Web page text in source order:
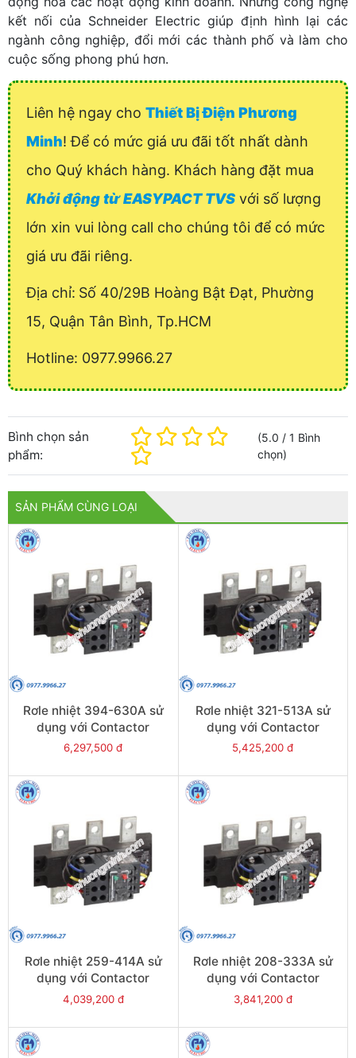
kết nối của Schneider Electric giúp định hình lại các
ngành công nghiệp, đổi mới các thành phố và làm cho
cuộc sống phong phú hơn.
Liên hệ ngay cho Thiết Bị Điện Phương
Minh! Để có mức giá ưu đãi tốt nhất dành
cho Quý khách hàng. Khách hàng đặt mua
Khởi động từ EASYPACT TVS với số lượng
lớn xin vui lòng call cho chúng tôi để có mức
giá ưu đãi riêng.
Địa chỉ: Số 40/29B Hoàng Bật Đạt, Phường
15, Quận Tân Bình, Tp.HCM
Hotline: 0977.9966.27
Bình chọn sản
phẩm:
(5.0 /1 Bình
chọn)
SẢN PHẨM CÙNG LOẠI
Rơle nhiệt 394-630A sử
dụng với Contactor
LC1E630 - Model LRE489
6,297,500 đ
Rơle nhiệt 321-513A sử
dụng với Contactor
LC1E500 - Model LRE488
5,425,200 đ
Rơle nhiệt 259-414A sử
dụng với Contactor
LC1E300-E400 - Model
4,039,200 đ
Rơle nhiệt 208-333A sử
dụng với Contactor
LC1E250-E400 - Model
3,841,200 đ